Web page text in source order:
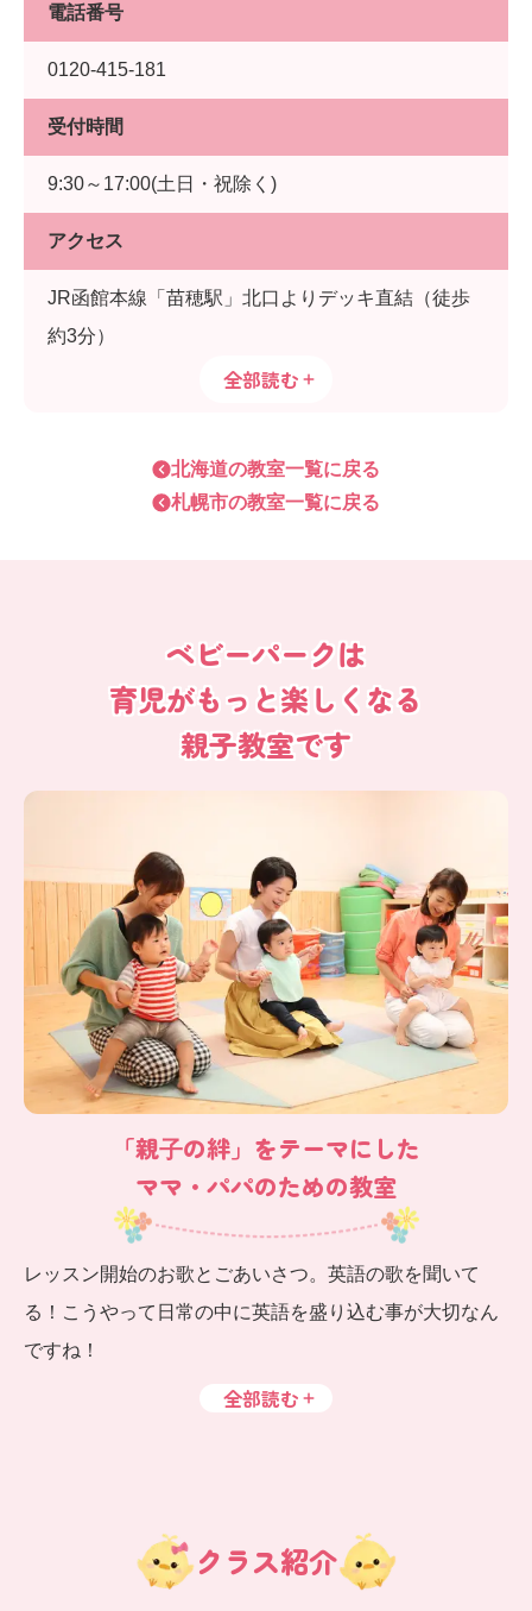
電話番号
0120-415-181
受付時間
9:30～17:00(土日・祝除く)
アクセス
JR函館本線「苗穂駅」北口よりデッキ直結（徒歩
約3分）
全部読む
北海道の教室一覧に戻る
札幌市の教室一覧に戻る
ベビーパークは
育児がもっと楽しくなる
親子教室です
「親⼦の絆」をテーマにした
ママ・パパのための教室
レッスン開始のお歌とごあいさつ。英語の歌を聞いて
る！こうやって日常の中に英語を盛り込む事が大切なん
ですね！
全部読む
クラス紹介